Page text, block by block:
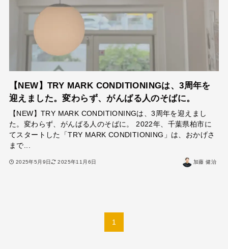
【NEW】TRY MARK CONDITIONINGは、3周年を
迎えました。変わらず、がんばる人のそばに。
【NEW】TRY MARK CONDITIONINGは、3周年を迎えまし
た。変わらず、がんばる人のそばに。 2022年、千葉県柏市に
てスタートした「TRY MARK CONDITIONING」は、おかげさ
まで...
2025年5月9日 2025年11月6日 加藤 健治
1